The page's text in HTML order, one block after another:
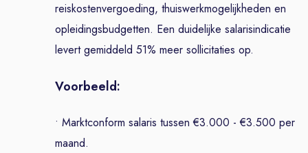
reiskostenvergoeding, thuiswerkmogelijkheden en
opleidingsbudgetten. Een duidelijke salarisindicatie
levert gemiddeld 51% meer sollicitaties op.
Voorbeeld:
• Marktconform salaris tussen €3.000 - €3.500 per
maand.